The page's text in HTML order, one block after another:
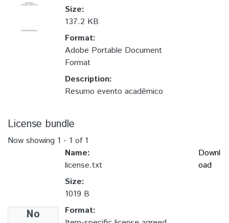
Size:
137.2 KB
Format:
Adobe Portable Document
Format
Description:
Resumo evento acadêmico
License bundle
Now showing 1 - 1 of 1
No
Name:
license.txt
Size:
1019 B
Format:
Downl
oad